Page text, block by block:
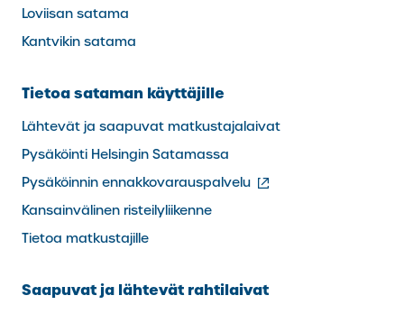
Loviisan satama
Kantvikin satama
Tietoa sataman käyttäjille
Lähtevät ja saapuvat matkustajalaivat
Pysäköinti Helsingin Satamassa
Pysäköinnin ennakkovarauspalvelu(ulkoinen
linkki)
Kansainvälinen risteilyliikenne
Tietoa matkustajille
Saapuvat ja lähtevät rahtilaivat